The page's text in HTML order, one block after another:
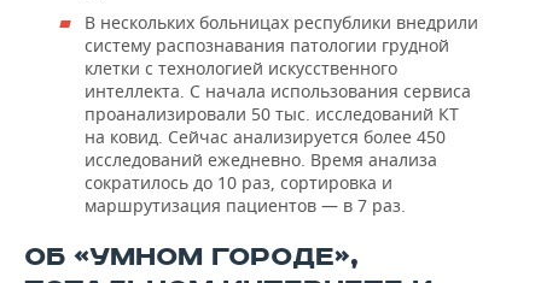
В нескольких больницах республики внедрили
систему распознавания патологии грудной
клетки с технологией искусственного
интеллекта. С начала использования сервиса
проанализировали 50 тыс. исследований КТ
на ковид. Сейчас анализируется более 450
исследований ежедневно. Время анализа
сократилось до 10 раз, сортировка и
маршрутизация пациентов — в 7 раз.
ОБ «УМНОМ ГОРОДЕ»,